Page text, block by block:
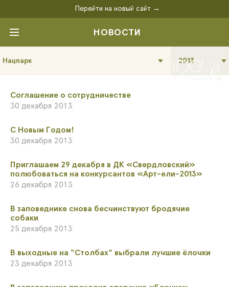
Перейти на новый сайт →
НОВОСТИ
Нацпарк 2013
Соглашение о сотрудничестве
30 декабря 2013
С Новым Годом!
30 декабря 2013
Приглашаем 29 декабря в ДК «Свердловский»
полюбоваться на конкурсантов «Арт-ели-2013»
26 декабря 2013
В заповеднике снова бесчинствуют бродячие
собаки
25 декабря 2013
В выходные на "Столбах" выбрали лучшие ёлочки
23 декабря 2013